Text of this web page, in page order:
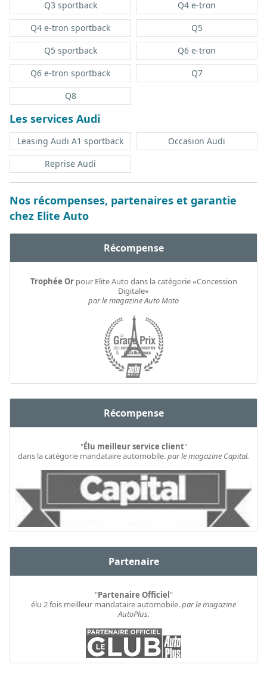
Q3 sportback
Q4 e-tron
Q4 e-tron sportback
Q5
Q5 sportback
Q6 e-tron
Q6 e-tron sportback
Q7
Q8
Les services Audi
Leasing Audi A1 sportback
Occasion Audi
Reprise Audi
Nos récompenses, partenaires et garantie
chez Elite Auto
Récompense
Trophée Orpour Elite Auto dans la catégorie «Concession
Digitale»
par le magazine Auto Moto
Récompense
"Élu meilleur service client"
dans la catégorie mandataire automobile.par le magazine Capital.
Partenaire
"Partenaire Officiel"
élu 2 fois meilleur mandataire automobile.par le magazine
AutoPlus.